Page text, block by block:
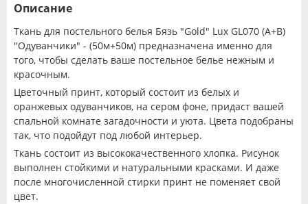
Описание
Ткань для постельного белья Бязь "Gold" Lux GL070 (A+B)
"Одуванчики" - (50м+50м) предназначена именно для
того, чтобы сделать ваше постельное белье нежным и
красочным.
Цветочный принт, который состоит из белых и
оранжевых одуванчиков, на сером фоне, придаст вашей
спальной комнате загадочности и уюта. Цвета подобраны
так, что подойдут под любой интерьер.
Ткань состоит из высококачественного хлопка. Рисунок
выполнен стойкими и натуральными красками. И даже
после многочисленной стирки принт не поменяет свой
цвет.